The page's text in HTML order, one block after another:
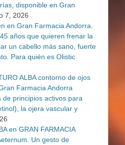
disponible en Gran
7, 2026
en Gran Farmacia Andorra.
años que quieren frenar la
un cabello más sano, fuerte
Para quién es Olistic
ALBA contorno de ojos
Farmacia Andorra
principios activos para
la ojera vascular y
en GRAN FARMACIA
Un gesto de